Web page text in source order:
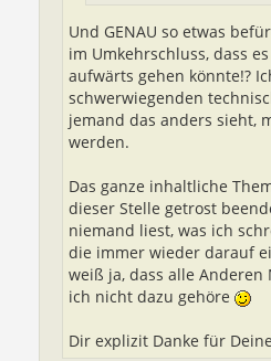
Und GENAU so etwas
im Umkehrschluss, dass
aufwärts gehen könnte!?
schwerwiegenden
jemand das anders sieht,
werden.
Das ganze inhaltliche
dieser Stelle getrost
niemand liest, was ich
die immer wieder darauf
weiß ja, dass alle Anderen
ich nicht dazu gehöre
Dir explizit Danke für